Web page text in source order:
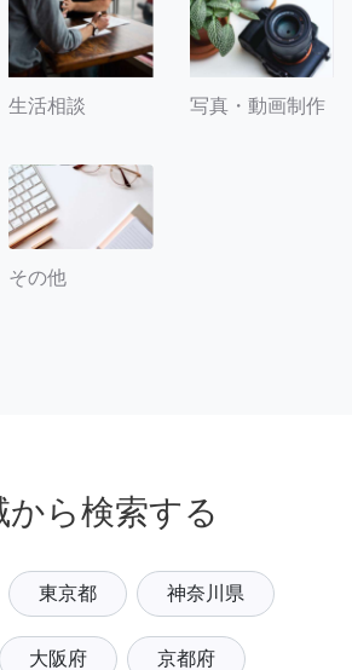
生活相談 写真・動画制作
その他
から検索する
東京都 神奈川県
大阪府 京都府